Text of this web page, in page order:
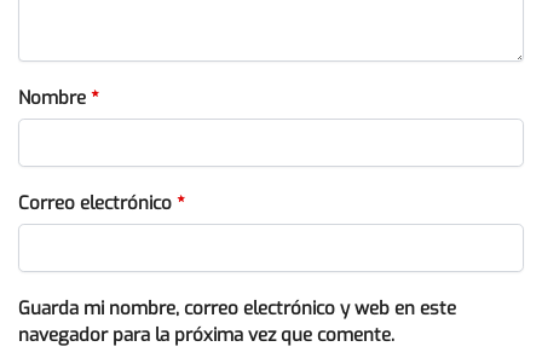
Nombre *
Correo electrónico *
Guarda mi nombre, correo electrónico y web en este
navegador para la próxima vez que comente.